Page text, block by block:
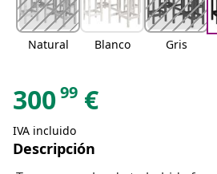
Natural Blanco Gris
30099 €
IVA incluido
Descripción